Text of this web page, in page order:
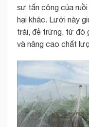
sự tấn công của
hại khác. Lưới này
trái, đẻ trứng, từ đó
và nâng cao chất